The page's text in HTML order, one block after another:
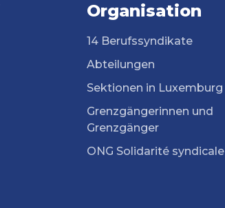
Organisation
14 Berufssyndikate
Abteilungen
Sektionen in Luxemburg
Grenzgängerinnen und
Grenzgänger
ONG Solidarité syndicale